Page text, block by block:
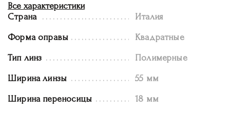
Все характеристики
Страна
Италия
Форма оправы Квадратные
Тип линз Полимерные
Ширина линзы 55 мм
Ширина переносицы 18 мм